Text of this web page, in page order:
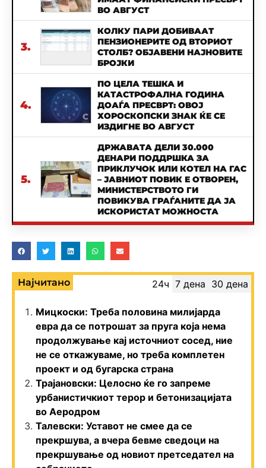
ВО АВГУСТ
3.
КОЛКУ ПАРИ ДОБИВААТ
ПЕНЗИОНЕРИТЕ ОД ВТОРИОТ
СТОЛБ? ОБЈАВЕНИ НАЈНОВИТЕ
БРОЈКИ
4.
ПО ЦЕЛА ТЕШКА И
КАТАСТРОФАЛНА ГОДИНА
ДОАЃА ПРЕСВРТ: ОВОЈ
ХОРОСКОПСКИ ЗНАК ЌЕ СЕ
ИЗДИГНЕ ВО АВГУСТ
5.
ДРЖАВАТА ДЕЛИ 30.000
ДЕНАРИ ПОДДРШКА ЗА
ПРИКЛУЧОК ИЛИ КОТЕЛ НА ГАС
– ЈАВНИОТ ПОВИК Е ОТВОРЕН,
МИНИСТЕРСТВОТО ГИ
ПОВИКУВА ГРАЃАНИТЕ ДА ЈА
ИСКОРИСТАТ МОЖНОСТА
Најчитано 24ч 7 дена 30 дена
Мицкоски: Треба половина милијарда
евра да се потрошат за пруга која нема
продолжување кај источниот сосед, ние
не се откажуваме, но треба комплетен
проект и од бугарска страна
Трајановски: Целосно ќе го запреме
урбанистичкиот терор и бетонизацијата
во Аеродром
Талевски: Уставот не смее да се
прекршува, а вчера бевме сведоци на
прекршување од новиот претседател на